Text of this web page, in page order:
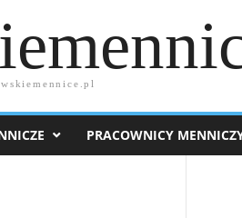
PRACOWNICY